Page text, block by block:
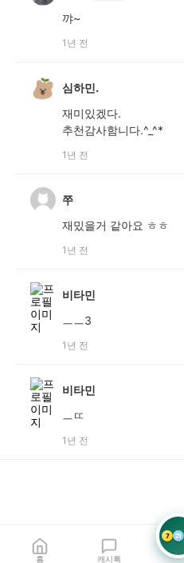
꺄~
1년 전
심하민.
재미있겠다.
추천감사함니다.^_^*
1년 전
쭈
재밌을거 같아요 ㅎㅎ
1년 전
비타민
ㅡㅡ3
1년 전
비타민
ㅡㄸ
1년 전
홈 캐시톡
7 21